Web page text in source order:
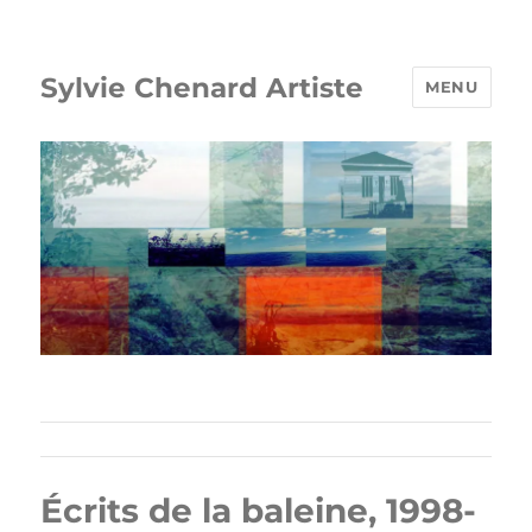
Sylvie Chenard Artiste MENU
Écrits de la baleine, 1998-